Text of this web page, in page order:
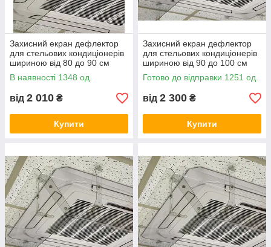
Захисний екран дефлектор
для стельових кондиціонерів
шириною від 80 до 90 см
пластик ПЕТ товщина 1 мм
В наявності 1348 од.
від 2 010 ₴
Купити
Захисний екран дефлектор
для стельових кондиціонерів
шириною від 90 до 100 см
пластик ПЕТ товщина 1 мм
Готово до відправки 1251 од.
від 2 300 ₴
Купити